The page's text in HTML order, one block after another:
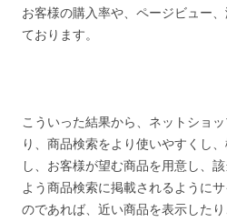
お客様の購入率や、ページビュー
ております。
こういった結果から、ネットショ
り、商品検索をより使いやすくし
し、お客様が望む商品を用意し、
よう商品検索に掲載されるように
のであれば、近い商品を表示した